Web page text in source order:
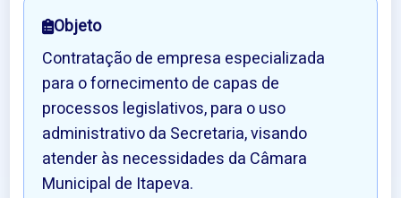
Objeto
Contratação de empresa especializada
para o fornecimento de capas de
processos legislativos, para o uso
administrativo da Secretaria, visando
atender às necessidades da Câmara
Municipal de Itapeva.